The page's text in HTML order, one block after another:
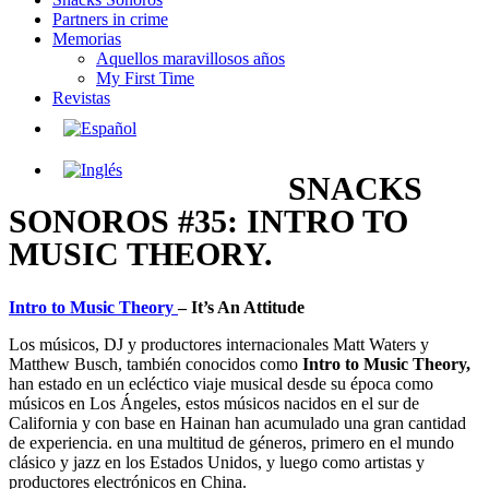
Partners in crime
Memorias
Aquellos maravillosos años
My First Time
Revistas
SNACKS
SONOROS #35: INTRO TO
MUSIC THEORY.
Intro to Music Theory– It’s An Attitude
Los músicos, DJ y productores internacionales Matt Waters y
Matthew Busch, también conocidos como Intro to Music Theory,
han estado en un ecléctico viaje musical desde su época como
músicos en Los Ángeles, estos músicos nacidos en el sur de
California y con base en Hainan han acumulado una gran cantidad
de experiencia. en una multitud de géneros, primero en el mundo
clásico y jazz en los Estados Unidos, y luego como artistas y
productores electrónicos en China.